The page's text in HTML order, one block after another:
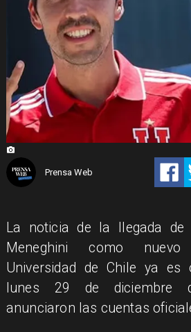
Prensa Web
La noticia de la llegada de
Meneghini como
Universidad de Chile ya es
lunes 29 de diciembre
anunciaron las cuentas